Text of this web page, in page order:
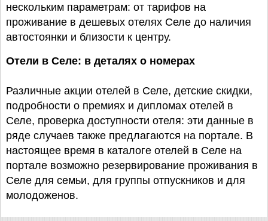
нескольким параметрам: от тарифов на
проживание в дешевых отелях Селе до наличия
автостоянки и близости к центру.
Отели в Селе: в деталях о номерах
Различные акции отелей в Селе, детские скидки,
подробности о премиях и дипломах отелей в
Селе, проверка доступности отеля: эти данные в
ряде случаев также предлагаются на портале. В
настоящее время в каталоге отелей в Селе на
портале возможно резервирование проживания в
Селе для семьи, для группы отпускников и для
молодоженов.